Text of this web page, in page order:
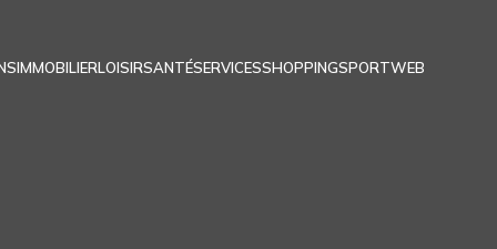
IMMOBILIERLOISIRSANTÉSERVICESSHOPPINGSPORTWEB